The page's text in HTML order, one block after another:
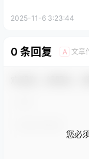
2025-11-6 3:23:44
0 条回复 A 文章
您必